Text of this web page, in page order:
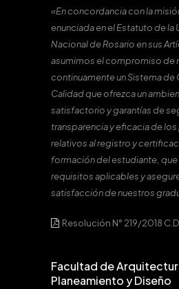
«En concordancia con la
enunciada en el Estatuto de la
Nacional de Rosario en sus
asumimos el compromiso de
continuamente un Sistema de
Calidad que ofrezca un
satisfactorio y garantías de
transparencia y eficacia de
relativos al registro y
formación del estudiante,
requisitos aplicables y
satisfacción de nuestros
Resolución N° 219/2018
Facultad de
Planeamiento y Diseño